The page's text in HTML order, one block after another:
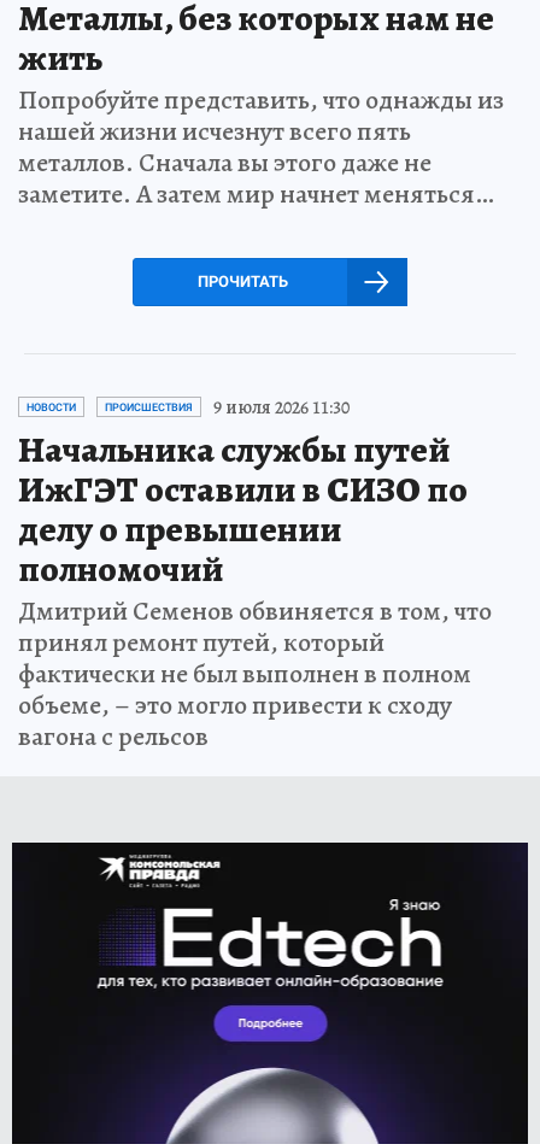
Металлы, без которых нам не
жить
Попробуйте представить, что однажды из
нашей жизни исчезнут всего пять
металлов. Сначала вы этого даже не
заметите. А затем мир начнет меняться…
ПРОЧИТАТЬ
НОВОСТИ ПРОИСШЕСТВИЯ 9 июля 2026 11:30
Начальника службы путей
ИжГЭТ оставили в СИЗО по
делу о превышении
полномочий
Дмитрий Семенов обвиняется в том, что
принял ремонт путей, который
фактически не был выполнен в полном
объеме, – это могло привести к сходу
вагона с рельсов